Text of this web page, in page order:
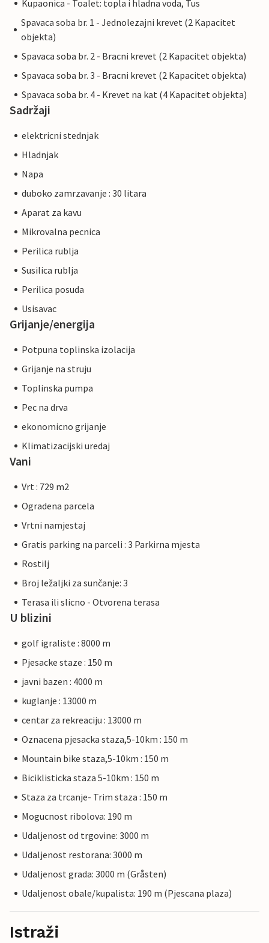
Kupaonica - Toalet: topla i hladna voda, Tus
Spavaca soba br. 1 - Jednolezajni krevet (2 Kapacitet
objekta)
Spavaca soba br. 2 - Bracni krevet (2 Kapacitet objekta)
Spavaca soba br. 3 - Bracni krevet (2 Kapacitet objekta)
Spavaca soba br. 4 - Krevet na kat (4 Kapacitet objekta)
Sadržaji
elektricni stednjak
Hladnjak
Napa
duboko zamrzavanje : 30 litara
Aparat za kavu
Mikrovalna pecnica
Perilica rublja
Susilica rublja
Perilica posuda
Usisavac
Grijanje/energija
Potpuna toplinska izolacija
Grijanje na struju
Toplinska pumpa
Pec na drva
ekonomicno grijanje
Klimatizacijski uredaj
Vani
Vrt : 729 m2
Ogradena parcela
Vrtni namjestaj
Gratis parking na parceli : 3 Parkirna mjesta
Rostilj
Broj ležaljki za sunčanje: 3
Terasa ili slicno - Otvorena terasa
U blizini
golf igraliste : 8000 m
Pjesacke staze : 150 m
javni bazen : 4000 m
kuglanje : 13000 m
centar za rekreaciju : 13000 m
Oznacena pjesacka staza,5-10km : 150 m
Mountain bike staza,5-10km : 150 m
Biciklisticka staza 5-10km : 150 m
Staza za trcanje- Trim staza : 150 m
Mogucnost ribolova: 190 m
Udaljenost od trgovine: 3000 m
Udaljenost restorana: 3000 m
Udaljenost grada: 3000 m (Gråsten)
Udaljenost obale/kupalista: 190 m (Pjescana plaza)
Istraži